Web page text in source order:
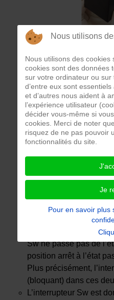
Lorsqu'on branche la
l’on bascule
la position marche, la
Après démontage, on
de continuité entre les
l’interrupteur Sw et on
Sw ne passe pas de
position arrêt à l’état
Plus précisément,
(bloquant) dans ces
L’interrupteur Sw est
Nous utilisons
Nous utilisons des
cookies sont des données
sur votre ordinateur ou
d’entre eux sont
et d’autres nous aident à
l’expérience utilisateur
décider vous-même si
cookies. Merci de noter
risquez de ne pas pouvoir
fonctionnalités du site.
Je
Pour en savoir plus